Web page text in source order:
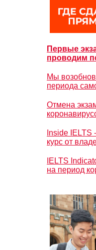
Первые
проводим
Мы
периода
Отмена
Inside IELTS
курс от
IELTS
на период